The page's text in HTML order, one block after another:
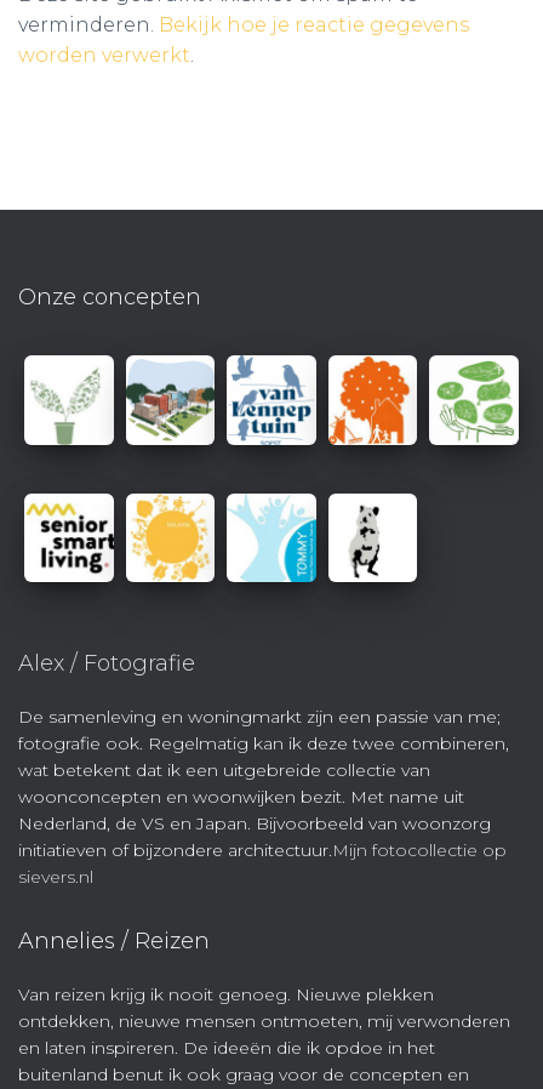
verminderen. Bekijk hoe je reactie gegevens
worden verwerkt.
Onze concepten
Alex / Fotografie
De samenleving en woningmarkt zijn een passie van me;
fotografie ook. Regelmatig kan ik deze twee combineren,
wat betekent dat ik een uitgebreide collectie van
woonconcepten en woonwijken bezit. Met name uit
Nederland, de VS en Japan. Bijvoorbeeld van woonzorg
initiatieven of bijzondere architectuur.Mijn fotocollectie op
sievers.nl
Annelies / Reizen
Van reizen krijg ik nooit genoeg. Nieuwe plekken
ontdekken, nieuwe mensen ontmoeten, mij verwonderen
en laten inspireren. De ideeën die ik opdoe in het
buitenland benut ik ook graag voor de concepten en